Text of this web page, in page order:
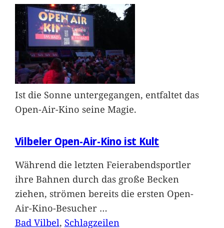
Ist die Sonne untergegangen, entfaltet das
Open-Air-Kino seine Magie.
Vilbeler Open-Air-Kino ist Kult
Während die letzten Feierabendsportler
ihre Bahnen durch das große Becken
ziehen, strömen bereits die ersten Open-
Air-Kino-Besucher …
Bad Vilbel, Schlagzeilen